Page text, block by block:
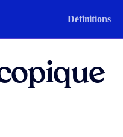
Définitions